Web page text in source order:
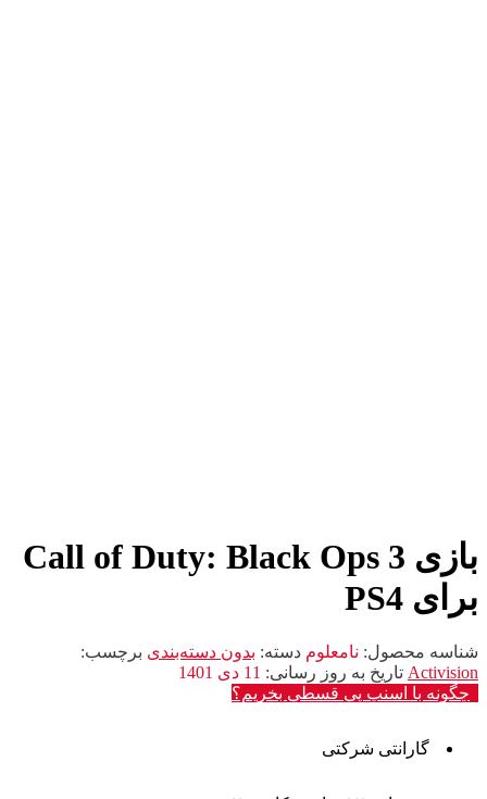
بازی Call of Duty: Black Ops 3
برای PS4
شناسه محصول: نامعلوم دسته: بدون دسته‌بندی برچسب:
Activision تاریخ به روز رسانی: 11 دی 1401
چگونه با اسنپ پی قسطی بخریم؟
گارانتی شرکتی